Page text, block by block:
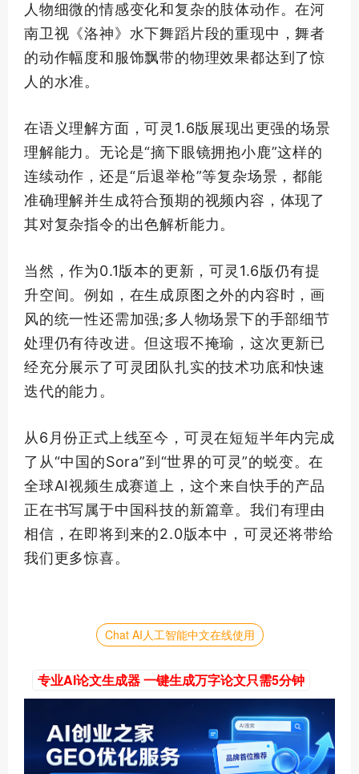
人物细微的情感变化和复杂的肢体动作。在河
南卫视《洛神》水下舞蹈片段的重现中，舞者
的动作幅度和服饰飘带的物理效果都达到了惊
人的水准。
在语义理解方面，可灵1.6版展现出更强的场景
理解能力。无论是“摘下眼镜拥抱小鹿”这样的
连续动作，还是“后退举枪”等复杂场景，都能
准确理解并生成符合预期的视频内容，体现了
其对复杂指令的出色解析能力。
当然，作为0.1版本的更新，可灵1.6版仍有提
升空间。例如，在生成原图之外的内容时，画
风的统一性还需加强;多人物场景下的手部细节
处理仍有待改进。但这瑕不掩瑜，这次更新已
经充分展示了可灵团队扎实的技术功底和快速
迭代的能力。
从6月份正式上线至今，可灵在短短半年内完成
了从“中国的Sora”到“世界的可灵”的蜕变。在
全球AI视频生成赛道上，这个来自快手的产品
正在书写属于中国科技的新篇章。我们有理由
相信，在即将到来的2.0版本中，可灵还将带给
我们更多惊喜。
Chat AI人工智能中文在线使用
专业AI论文生成器 一键生成万字论文只需5分钟